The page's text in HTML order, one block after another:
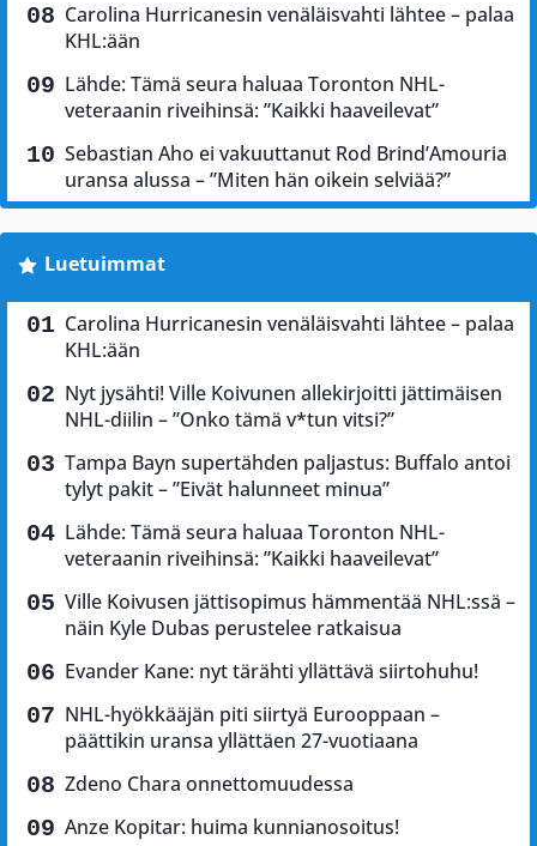
Carolina Hurricanesin venäläisvahti lähtee – palaa
KHL:ään
Lähde: Tämä seura haluaa Toronton NHL-
veteraanin riveihinsä: ”Kaikki haaveilevat”
Sebastian Aho ei vakuuttanut Rod Brind’Amouria
uransa alussa – ”Miten hän oikein selviää?”
Luetuimmat
Carolina Hurricanesin venäläisvahti lähtee – palaa
KHL:ään
Nyt jysähti! Ville Koivunen allekirjoitti jättimäisen
NHL-diilin – ”Onko tämä v*tun vitsi?”
Tampa Bayn supertähden paljastus: Buffalo antoi
tylyt pakit – ”Eivät halunneet minua”
Lähde: Tämä seura haluaa Toronton NHL-
veteraanin riveihinsä: ”Kaikki haaveilevat”
Ville Koivusen jättisopimus hämmentää NHL:ssä –
näin Kyle Dubas perustelee ratkaisua
Evander Kane: nyt tärähti yllättävä siirtohuhu!
NHL-hyökkääjän piti siirtyä Eurooppaan –
päättikin uransa yllättäen 27-vuotiaana
Zdeno Chara onnettomuudessa
Anze Kopitar: huima kunnianosoitus!